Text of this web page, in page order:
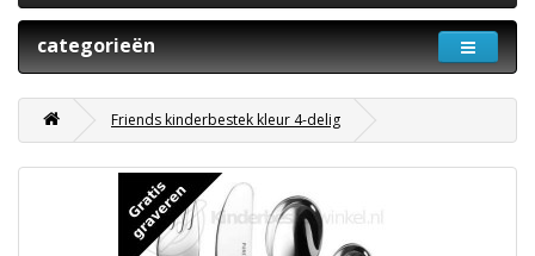
categorieën
Friends kinderbestek kleur 4-delig